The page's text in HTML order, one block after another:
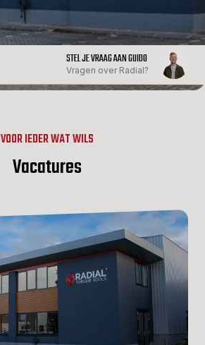
STEL JE VRAAG AAN GUIDO
Vragen over Radial?
VOOR IEDER WAT WILS
Vacatures